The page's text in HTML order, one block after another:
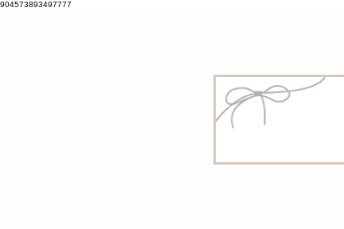
904573893497777